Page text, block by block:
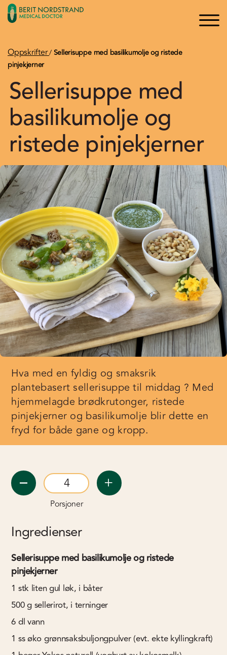
Søk ×
Bli medlem
Oppskrifter
Artikler
Kurs og Foredrag
Bøker
×
Oppskrifter/Sellerisuppe med basilikumolje og ristede
pinjekjerner
Sellerisuppe med
basilikumolje og
ristede pinjekjerner
Hva med en fyldig og smaksrik
plantebasert sellerisuppe til middag ? Med
hjemmelagde brødkrutonger, ristede
pinjekjerner og basilikumolje blir dette en
fryd for både gane og kropp.
Porsjoner
Ingredienser
Sellerisuppe med basilikumolje og ristede
pinjekjerner
1 stk liten gul løk, i båter
500gsellerirot, i terninger
6dlvann
1 ssøko grønnsaksbuljongpulver (evt. ekte kyllingkraft)